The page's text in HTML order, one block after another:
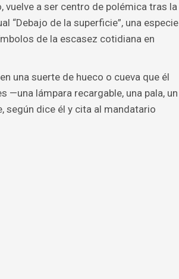
vuelve a ser centro de polémica tras la
“Debajo de la superficie”, una especie
de la escasez cotidiana en
una suerte de hueco o cueva que él
—una lámpara recargable, una pala, un
según dice él y cita al mandatario